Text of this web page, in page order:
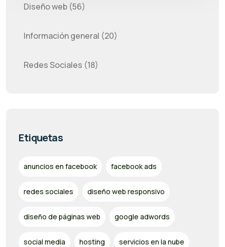
Diseño web (56)
Información general (20)
Redes Sociales (18)
Etiquetas
anuncios en facebook facebook ads
redes sociales diseño web responsivo
diseño de páginas web google adwords
social media hosting servicios en la nube